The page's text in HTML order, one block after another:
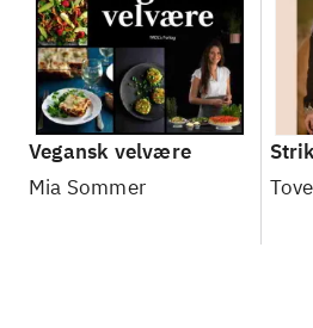
Vegansk velvære
Mia Sommer